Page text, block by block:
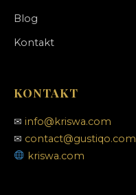
Blog
Kontakt
KONTAKT
✉ info@kriswa.com
✉ contact@gustiqo.com
kriswa.com